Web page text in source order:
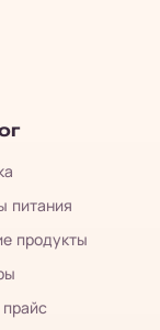
питания
продукты